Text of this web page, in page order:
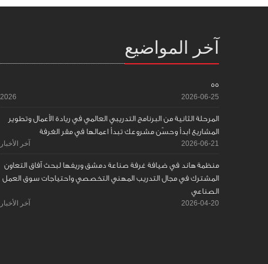
آخر المواضيع
55
2026-06-25
2026
المرحلة الثانية من البرنامج التدريبي العالمي في ريادة الأعمال وتطوير
المشاريع ابدأ وحسّن مشروعك تبدأ اعمالها في مقر الغرفة
2026-06-21 آخر الأخبار
منظمة هاند في ضيافة غرفة صناعة دمشق وريفها لبحث آفاق التعاون
المشترك في مجال التدريب المهني التخصصي واحتياجات سوق العمل
الصناعي
2026-04-20 آخر الأخبار